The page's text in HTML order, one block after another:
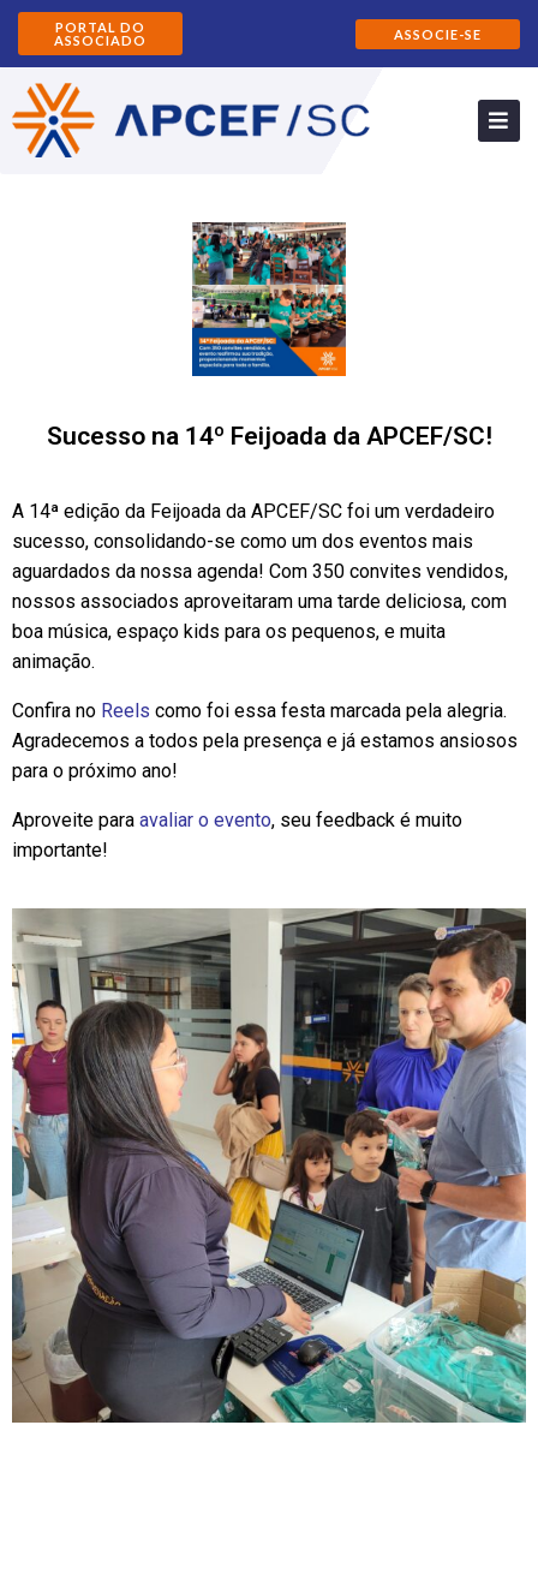
PORTAL DO
ASSOCIADO
ASSOCIE-SE
Sucesso na 14º Feijoada da APCEF/SC!
A 14ª edição da Feijoada da APCEF/SC foi um verdadeiro
sucesso, consolidando-se como um dos eventos mais
aguardados da nossa agenda! Com 350 convites vendidos,
nossos associados aproveitaram uma tarde deliciosa, com
boa música, espaço kids para os pequenos, e muita
animação.
Confira no Reels como foi essa festa marcada pela alegria.
Agradecemos a todos pela presença e já estamos ansiosos
para o próximo ano!
Aproveite para avaliar o evento, seu feedback é muito
importante!